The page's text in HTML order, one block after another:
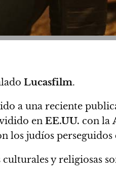
Lucasfilm.
a una reciente
en EE.UU. con la
los judíos
culturales y religiosas